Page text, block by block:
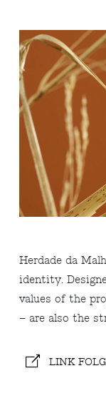
Herdade da
identity.
values ​​of the
– are also the
LINK